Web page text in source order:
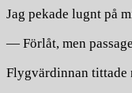
Jag pekade lugnt på
— Förlåt, men
Flygvärdinnan tittade